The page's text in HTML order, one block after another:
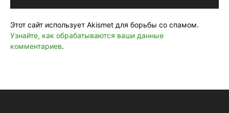
Этот сайт использует Akismet для борьбы со спамом.
Узнайте, как обрабатываются ваши данные
комментариев.